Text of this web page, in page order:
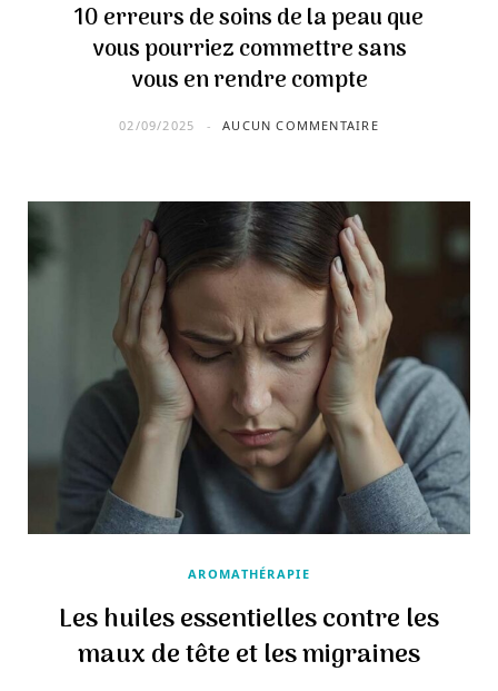
Les alternatives au sucre qui vont
protéger votre santé
10 erreurs de soins de la peau que
vous pourriez commettre sans
vous en rendre compte
02/09/2025 AUCUN COMMENTAIRE
AROMATHÉRAPIE
Les huiles essentielles contre les
maux de tête et les migraines